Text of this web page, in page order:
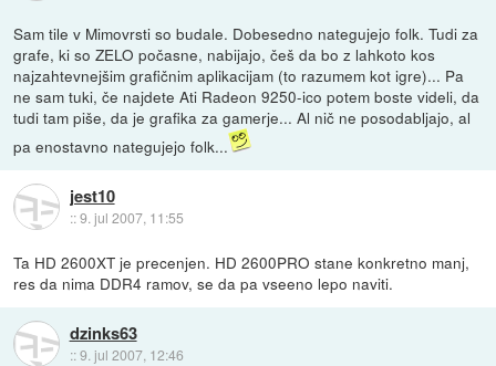
Sam tile v Mimovrsti so budale. Dobesedno nategujejo folk. Tudi za
grafe, ki so ZELO počasne, nabijajo, češ da bo z lahkoto kos
najzahtevnejšim grafičnim aplikacijam (to razumem kot igre)... Pa
ne sam tuki, če najdete Ati Radeon 9250-ico potem boste videli, da
tudi tam piše, da je grafika za gamerje... Al nič ne posodabljajo, al
pa enostavno nategujejo folk...
jest10
::9. jul 2007, 11:55
Ta HD 2600XT je precenjen. HD 2600PRO stane konkretno manj,
res da nima DDR4 ramov, se da pa vseeno lepo naviti.
dzinks63
::9. jul 2007, 12:46